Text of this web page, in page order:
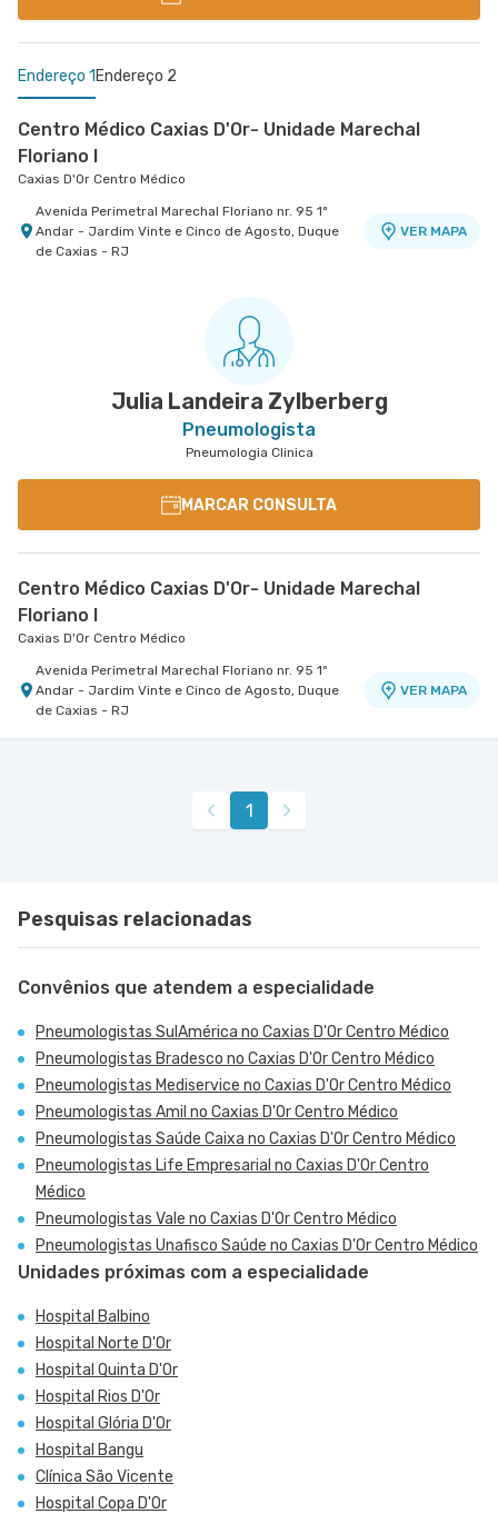
Endereço 1 Endereço 2
Centro Médico Caxias D'Or- Unidade Marechal
Floriano I
Caxias D'Or Centro Médico
Avenida Perimetral Marechal Floriano nr. 95 1º
Andar - Jardim Vinte e Cinco de Agosto, Duque
de Caxias - RJ
VER MAPA
Estrada Dos Bandeirantes nr. 363 - Taquara
Jacarepagua, Rio de Janeiro - RJ
Julia Landeira Zylberberg
Pneumologista
Pneumologia Clinica
MARCAR CONSULTA
Centro Médico Caxias D'Or- Unidade Marechal
Floriano I
Caxias D'Or Centro Médico
Avenida Perimetral Marechal Floriano nr. 95 1º
Andar - Jardim Vinte e Cinco de Agosto, Duque
de Caxias - RJ
VER MAPA
1
Pesquisas relacionadas
Convênios que atendem a especialidade
Pneumologistas SulAmérica no Caxias D'Or Centro Médico
Pneumologistas Bradesco no Caxias D'Or Centro Médico
Pneumologistas Mediservice no Caxias D'Or Centro Médico
Pneumologistas Amil no Caxias D'Or Centro Médico
Pneumologistas Saúde Caixa no Caxias D'Or Centro Médico
Pneumologistas Life Empresarial no Caxias D'Or Centro
Médico
Pneumologistas Vale no Caxias D'Or Centro Médico
Pneumologistas Unafisco Saúde no Caxias D'Or Centro Médico
Unidades próximas com a especialidade
Hospital Balbino
Hospital Norte D'Or
Hospital Quinta D'Or
Hospital Rios D'Or
Hospital Glória D'Or
Hospital Bangu
Clínica São Vicente
Hospital Copa D'Or